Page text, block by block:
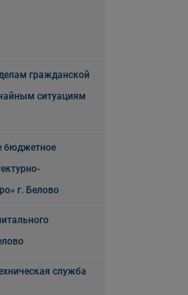
гражданской
ситуациям
бюджетное
г. Белово
служба